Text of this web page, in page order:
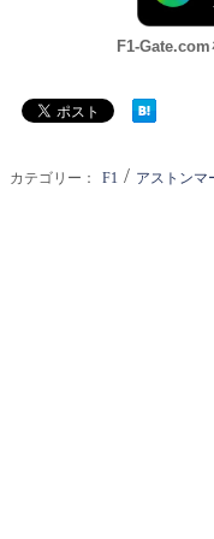
F1-
カテゴリー： F1 / アストンマ